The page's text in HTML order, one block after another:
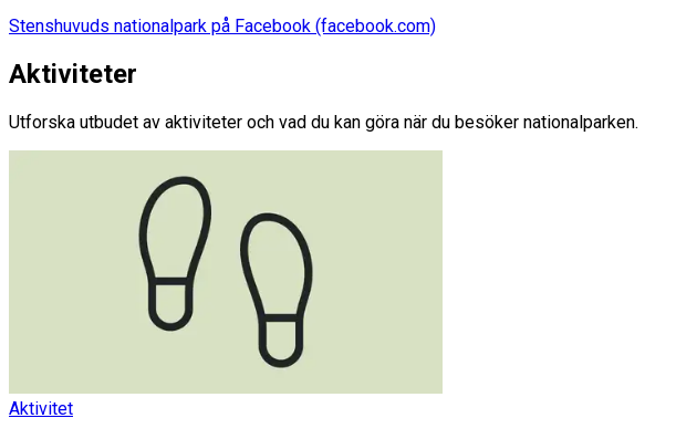
Stenshuvuds nationalpark på Facebook (facebook.com)
Aktiviteter
Utforska utbudet av aktiviteter och vad du kan göra när du besöker nationalparken.
Aktivitet